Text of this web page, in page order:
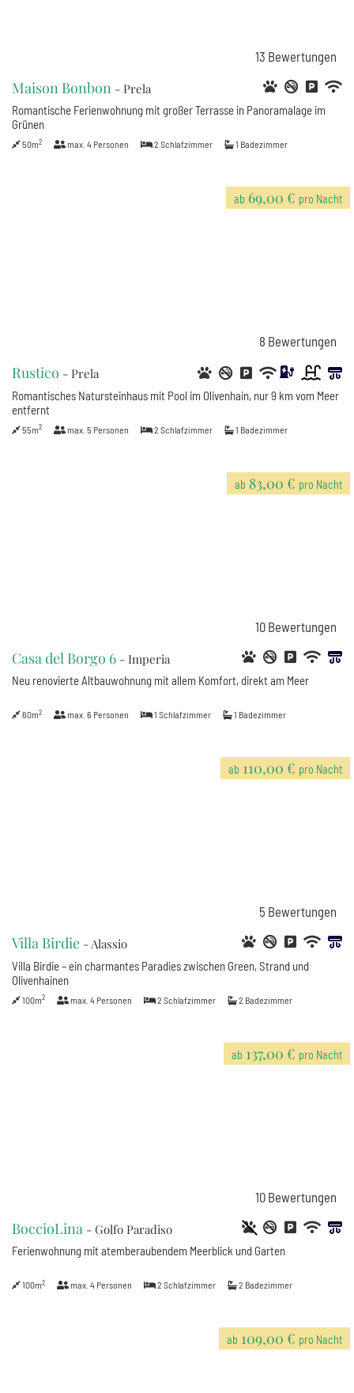
13 Bewertungen
Maison Bonbon - Prela
Romantische Ferienwohnung mit großer Terrasse in Panoramalage im
Grünen
50m2 max. 4 Personen 2 Schlafzimmer 1 Badezimmer
ab 69,00 € pro Nacht
8 Bewertungen
Rustico - Prela
Romantisches Natursteinhaus mit Pool im Olivenhain, nur 9 km vom Meer
entfernt
55m2 max. 5 Personen 2 Schlafzimmer 1 Badezimmer
ab 83,00 € pro Nacht
10 Bewertungen
Casa del Borgo 6 - Imperia
Neu renovierte Altbauwohnung mit allem Komfort, direkt am Meer
60m2 max. 6 Personen 1 Schlafzimmer 1 Badezimmer
ab 110,00 € pro Nacht
5 Bewertungen
Villa Birdie - Alassio
Villa Birdie – ein charmantes Paradies zwischen Green, Strand und
Olivenhainen
100m2 max. 4 Personen 2 Schlafzimmer 2 Badezimmer
ab 137,00 € pro Nacht
10 Bewertungen
BoccioLina - Golfo Paradiso
Ferienwohnung mit atemberaubendem Meerblick und Garten
100m2 max. 4 Personen 2 Schlafzimmer 2 Badezimmer
ab 109,00 € pro Nacht